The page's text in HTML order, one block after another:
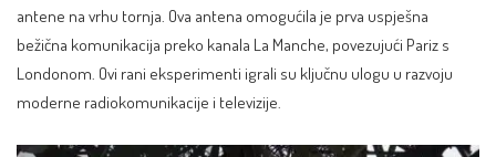
antene na vrhu tornja. Ova antena omogućila je prva uspješna
bežična komunikacija preko kanala La Manche, povezujući Pariz s
Londonom. Ovi rani eksperimenti igrali su ključnu ulogu u razvoju
moderne radiokomunikacije i televizije.